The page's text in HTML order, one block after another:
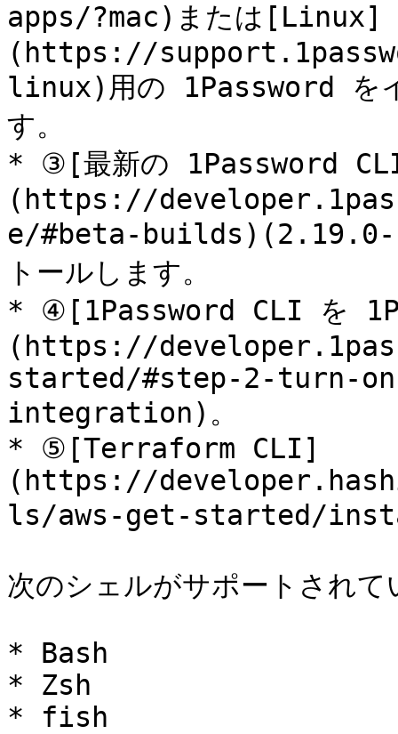
apps/?mac)または[Linux]
(https://
linux)用の 1Password をイ
す。
* ③[最新の 1Password
(https://
e/#beta-builds)(2.19.0-
トールします。
* ④[1Password CLI を
(https://
started/#step-2-turn-
integration)。
* ⑤[Terraform CLI]
(https://
ls/aws-get-started/
次のシェルがサポートされ
* Bash
* Zsh
* fish